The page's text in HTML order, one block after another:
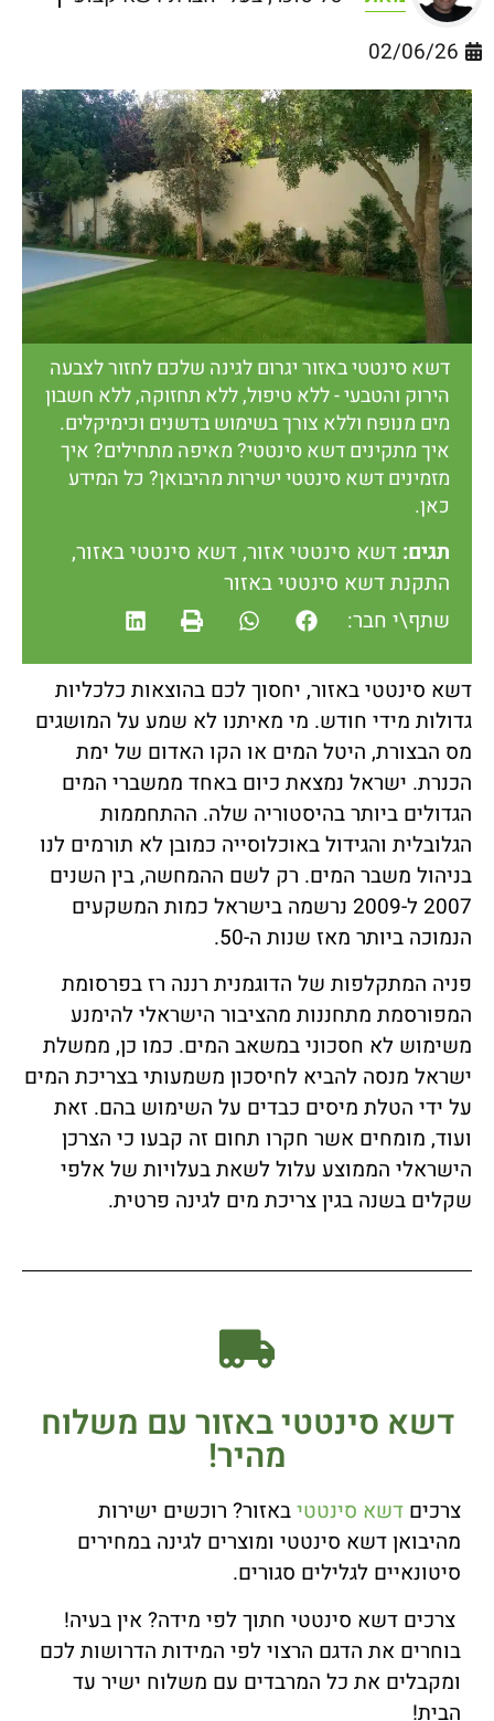
02/06/26
דשא סינטטי באזור יגרום לגינה שלכם לחזור לצבעה
הירוק והטבעי - ללא טיפול, ללא תחזוקה, ללא חשבון
מים מנופח וללא צורך בשימוש בדשנים וכימיקלים.
איך מתקינים דשא סינטטי? מאיפה מתחילים? איך
מזמינים דשא סינטטי ישירות מהיבואן? כל המידע
כאן.
תגים: דשא סינטטי אזור,דשא סינטטי באזור,
התקנת דשא סינטטי באזור
שתף\י חבר:
דשא סינטטי באזור, יחסוך לכם בהוצאות כלכליות
גדולות מידי חודש. מי מאיתנו לא שמע על המושגים
מס הבצורת, היטל המים או הקו האדום של ימת
הכנרת. ישראל נמצאת כיום באחד ממשברי המים
הגדולים ביותר בהיסטוריה שלה. ההתחממות
הגלובלית והגידול באוכלוסייה כמובן לא תורמים לנו
בניהול משבר המים. רק לשם ההמחשה, בין השנים
2007 ל-2009 נרשמה בישראל כמות המשקעים
הנמוכה ביותר מאז שנות ה-50.
פניה המתקלפות של הדוגמנית רננה רז בפרסומת
המפורסמת מתחננות מהציבור הישראלי להימנע
משימוש לא חסכוני במשאב המים. כמו כן, ממשלת
ישראל מנסה להביא לחיסכון משמעותי בצריכת המים
על ידי הטלת מיסים כבדים על השימוש בהם. זאת
ועוד, מומחים אשר חקרו תחום זה קבעו כי הצרכן
הישראלי הממוצע עלול לשאת בעלויות של אלפי
שקלים בשנה בגין צריכת מים לגינה פרטית.
דשא סינטטי באזור עם משלוח
מהיר!
צרכים דשא סינטטיבאזור? רוכשים ישירות
מהיבואן דשא סינטטי ומוצרים לגינה במחירים
סיטונאיים לגלילים סגורים.
צרכים דשא סינטטי חתוך לפי מידה? אין בעיה!
בוחרים את הדגם הרצוי לפי המידות הדרושות לכם
ומקבלים את כל המרבדים עם משלוח ישיר עד
הבית!